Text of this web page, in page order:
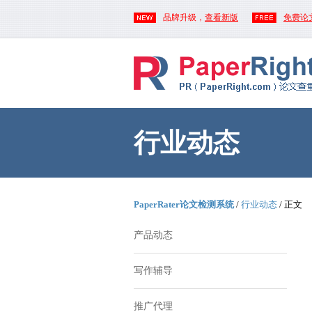
品牌升级， 查看新版 免费论
行业动态
PaperRater论文检测系统/ 行业动态 / 正文
产品动态
写作辅导
推广代理